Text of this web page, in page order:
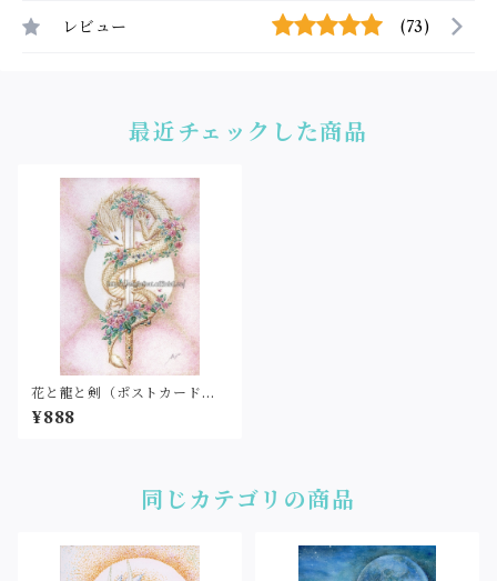
レビュー (73)
最近チェックした商品
花と龍と剣（ポストカードサ
イズ・印刷）
¥888
同じカテゴリの商品